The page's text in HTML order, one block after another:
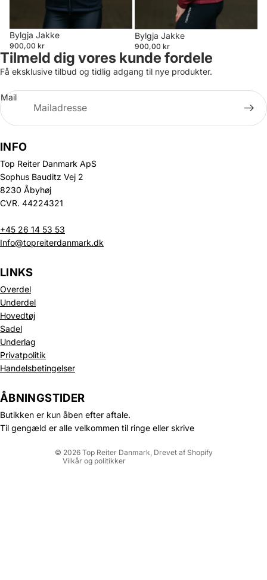
Bylgja Jakke
900,00 kr
Bylgja Jakke
900,00 kr
Tilmeld dig vores kunde fordele
Få eksklusive tilbud og tidlig adgang til nye produkter.
Mail
INFO
Top Reiter Danmark ApS
Sophus Bauditz Vej 2
8230 Åbyhøj
CVR. 44224321
+45 26 14 53 53
Info@topreiterdanmark.dk
LINKS
Overdel
Underdel
Hovedtøj
Sadel
Underlag
Privatpolitik
Handelsbetingelser
ÅBNINGSTIDER
Butikken er kun åben efter aftale.
Til gengæld er alle velkommen til ringe eller skrive
© 2026 Top Reiter Danmark , Drevet af Shopify
Vilkår og politikker
Politik om beskyttelse af persondata
Refusionspolitik
Leveringspolitik
Kontaktinformation